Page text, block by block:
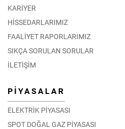
KARİYER
HİSSEDARLARIMIZ
FAALİYET RAPORLARIMIZ
SIKÇA SORULAN SORULAR
İLETİŞİM
PİYASALAR
ELEKTRİK PİYASASI
SPOT DOĞAL GAZ PİYASASI